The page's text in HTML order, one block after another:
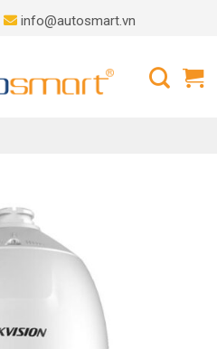
info@autosmart.vn